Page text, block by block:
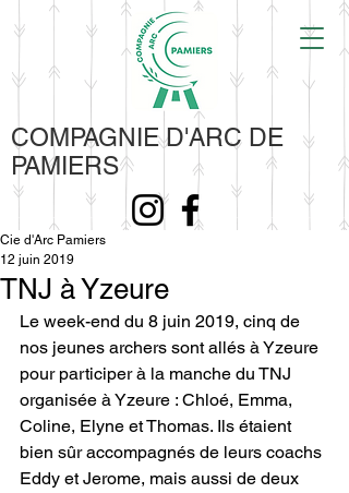
COMPAGNIE D'ARC DE
PAMIERS
TNJ à Yzeure
Cie d'Arc Pamiers
12 juin 2019
Le week-end du 8 juin 2019, cinq de
nos jeunes archers sont allés à Yzeure
pour participer à la manche du TNJ
organisée à Yzeure : Chloé, Emma,
Coline, Elyne et Thomas. Ils étaient
bien sûr accompagnés de leurs coachs
Eddy et Jerome, mais aussi de deux